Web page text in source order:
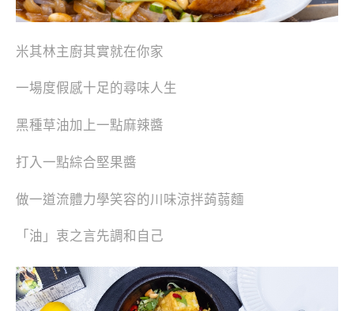
米其林主廚其實就在你家
一場度假感十足的尋味人生
黑種草油加上一點麻辣醬
打入一點綜合堅果醬
做一道流體力學笑容的川味涼拌蒟蒻麵
「油」衷之言先調和自己